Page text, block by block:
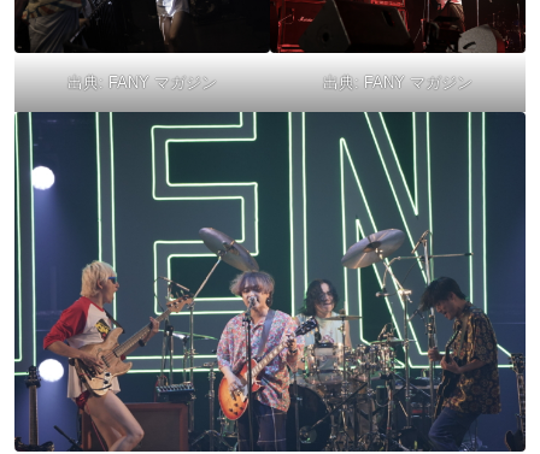
出典: FANY マガジン 出典: FANY マガジン